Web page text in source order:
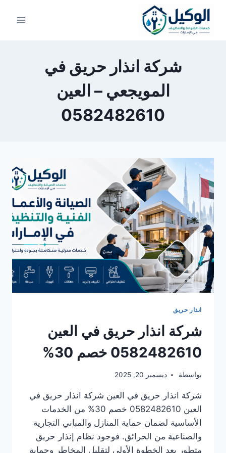
التجاوز
المحتوى
شركة انذار حريق في
المويجعي – العين
0582482610
انذار حريق
شركة انذار حريق في العين
0582482610 خصم 30%
بواسطة ديسمبر 20, 2025
شركة انذار حريق في العين شركة انذار حريق في
العين 0582482610 خصم 30% من الخدمات
الأساسية لضمان حماية المنازل والمباني التجارية
والصناعية من الحرائق. فوجود نظام إنذار حريق
متطور يعد الخطوة الأولى لتقليل المخاطر وحماية